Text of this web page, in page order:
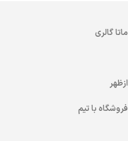
فروشگاه با تیم